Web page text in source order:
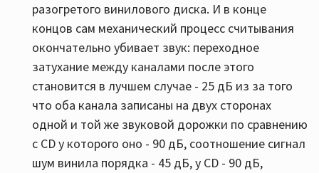
разогретого винилового диска. И в конце
концов сам механический процесс считывания
окончательно убивает звук: переходное
затухание между каналами после этого
становится в лучшем случае - 25 дБ из за того
что оба канала записаны на двух сторонах
одной и той же звуковой дорожки по сравнению
с CD у которого оно - 90 дБ, соотношение сигнал
шум винила порядка - 45 дБ, у СD - 90 дБ,